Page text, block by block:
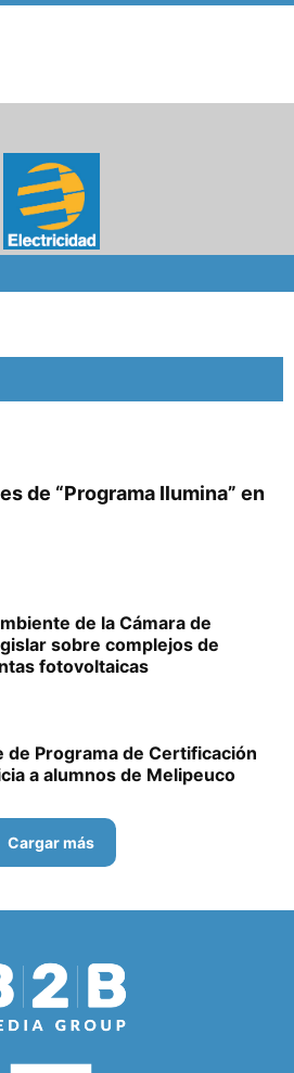
de “Programa Ilumina” en
de la Cámara de
sobre complejos de
fotovoltaicas
de Programa de Certificación
a alumnos de Melipeuco
Cargar más